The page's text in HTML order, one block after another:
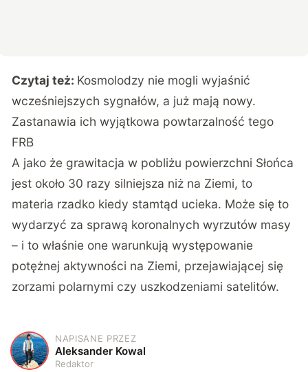
Czytaj też: Kosmolodzy nie mogli wyjaśnić
wcześniejszych sygnałów, a już mają nowy.
Zastanawia ich wyjątkowa powtarzalność tego
FRB
A jako że grawitacja w pobliżu powierzchni Słońca
jest około 30 razy silniejsza niż na Ziemi, to
materia rzadko kiedy stamtąd ucieka. Może się to
wydarzyć za sprawą koronalnych wyrzutów masy
– i to właśnie one warunkują występowanie
potężnej aktywności na Ziemi, przejawiającej się
zorzami polarnymi czy uszkodzeniami satelitów.
A
NAPISANE PRZEZ
Aleksander Kowal
Redaktor